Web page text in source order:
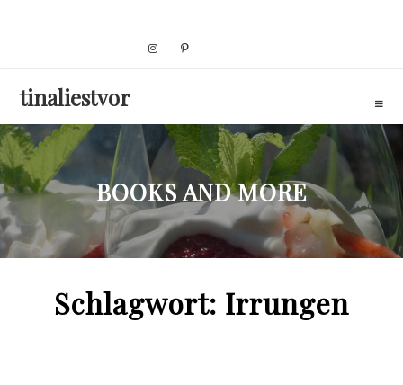
tinaliestvor
BOOKS AND MORE
Schlagwort: Irrungen